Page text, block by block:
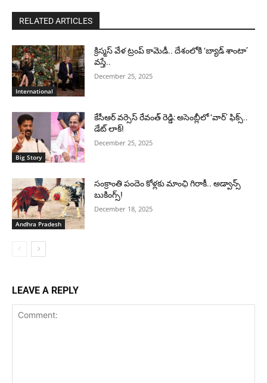
RELATED ARTICLES
International
క్రిస్మస్ వేళ ట్రంప్ కామెడీ.. దేశంలోకి ‘బ్యాడ్ శాంటా’
వస్తే..
December 25, 2025
Big Story
కేసీఆర్ వర్సెస్ రేవంత్ రెడ్డి: అసెంబ్లీలో ‘వార్’ ఫిక్స్..
డేట్ లాక్!
December 25, 2025
Andhra Pradesh
సంక్రాంతి పందెం కోళ్లకు మాంఛి గిరాకీ.. అడ్వాన్స్
బుకింగ్స్!
December 18, 2025
LEAVE A REPLY